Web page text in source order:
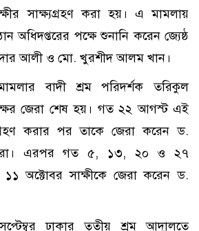
সাক্ষ্যগ্রহণ করা হয়। এ মামলায়
অধিদপ্তরের পক্ষে শুনানি করেন জ্যেষ্ঠ
আলী ও মো. খুরশীদ আলম খান।
বাদী শ্রম পরিদর্শক তরিকুল
জেরা শেষ হয়। গত ২২ আগস্ট এই
করার পর তাকে জেরা করেন ড.
এরপর গত ৫, ১৩, ২০ ও ২৭
অক্টোবর সাক্ষীকে জেরা করেন ড.
ঢাকার তৃতীয় শ্রম আদালতে